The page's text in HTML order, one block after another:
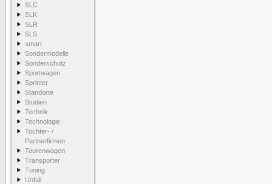
SLC
SLK
SLR
SLS
smart
Sondermodelle
Sonderschutz
Sportwagen
Sprinter
Standorte
Studien
Technik
Technologie
Tochter- /
Partnerfirmen
Tourenwagen
Transporter
Tuning
Unfall